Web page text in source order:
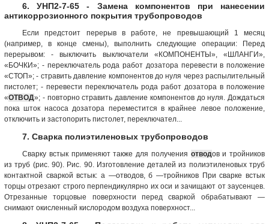
6. УНП2-7-65 - Замена компонентов при нанесении
антикоррозионного покрытия трубопроводов
Если предстоит перерыв в работе, не превышающий 1 месяц
(например, в конце смены), выполнить следующие операции: Перед
перерывом: - выключить выключатели «КОМПОНЕНТЫ», «ШЛАНГИ»,
«БОЧКИ»; - переключатель рода работ дозатора перевести в положение
«СТОП»; - стравить давление компонентов до нуля через распылительный
пистолет; - перевести переключатель рода работ дозатора в положение
«ОТВОД»; - повторно стравить давление компонентов до нуля. Дождаться
пока шток насоса дозатора переместится в крайнее левое положение,
отключить и застопорить пистолет, переключател...
7. Сварка полиэтиленовых трубопроводов
Сварку встык применяют также для получения отводов и тройников
из труб (рис. 90). Рис. 90. Изготовление деталей из полиэтиленовых труб
контактной сваркой встык: а —отводов, б —тройников При сварке встык
торцы отрезают строго перпендикулярно их оси и зачищают от заусенцев.
Отрезанные торцовые поверхности перед сваркой обрабатывают —
снимают окисленный кислородом воздуха поверхност...